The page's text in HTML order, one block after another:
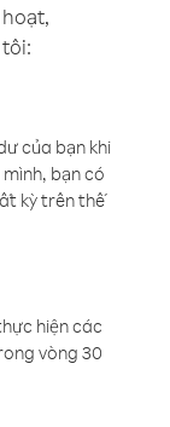
của bạn khi
bạn có
kỳ trên thế
hiện các
vòng 30